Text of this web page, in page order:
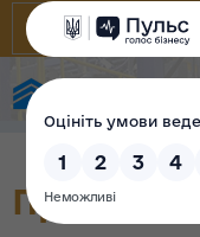
Проект